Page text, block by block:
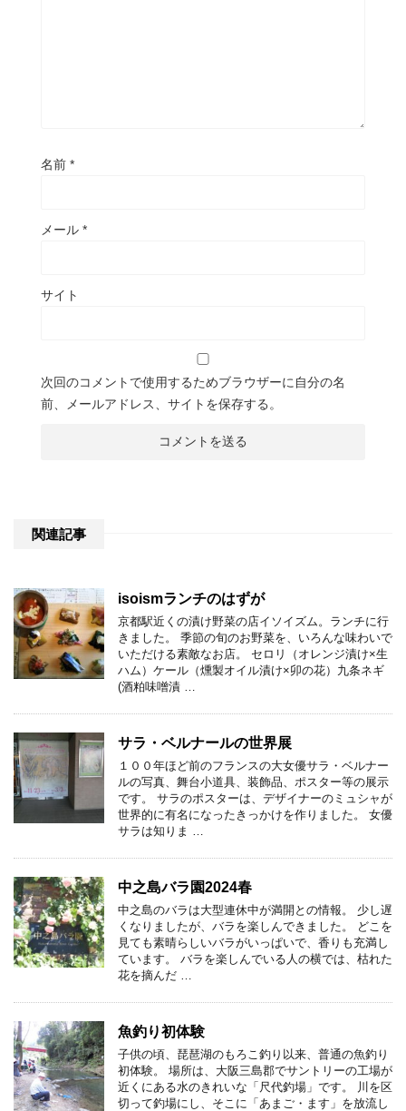
名前 *
メール *
サイト
次回のコメントで使用するためブラウザーに自分の名
前、メールアドレス、サイトを保存する。
関連記事
isoismランチのはずが
京都駅近くの漬け野菜の店イソイズム。ランチに行
きました。 季節の旬のお野菜を、いろんな味わいで
いただける素敵なお店。 セロリ（オレンジ漬け×生
ハム）ケール（燻製オイル漬け×卯の花）九条ネギ
(酒粕味噌漬 …
サラ・ベルナールの世界展
１００年ほど前のフランスの大女優サラ・ベルナー
ルの写真、舞台小道具、装飾品、ポスター等の展示
です。 サラのポスターは、デザイナーのミュシャが
世界的に有名になったきっかけを作りました。 女優
サラは知りま …
中之島バラ園2024春
中之島のバラは大型連休中が満開との情報。 少し遅
くなりましたが、バラを楽しんできました。 どこを
見ても素晴らしいバラがいっぱいで、香りも充満し
ています。 バラを楽しんでいる人の横では、枯れた
花を摘んだ …
魚釣り初体験
子供の頃、琵琶湖のもろこ釣り以来、普通の魚釣り
初体験。 場所は、大阪三島郡でサントリーの工場が
近くにある水のきれいな「尺代釣場」です。 川を区
切って釣場にし、そこに「あまご・ます」を放流し